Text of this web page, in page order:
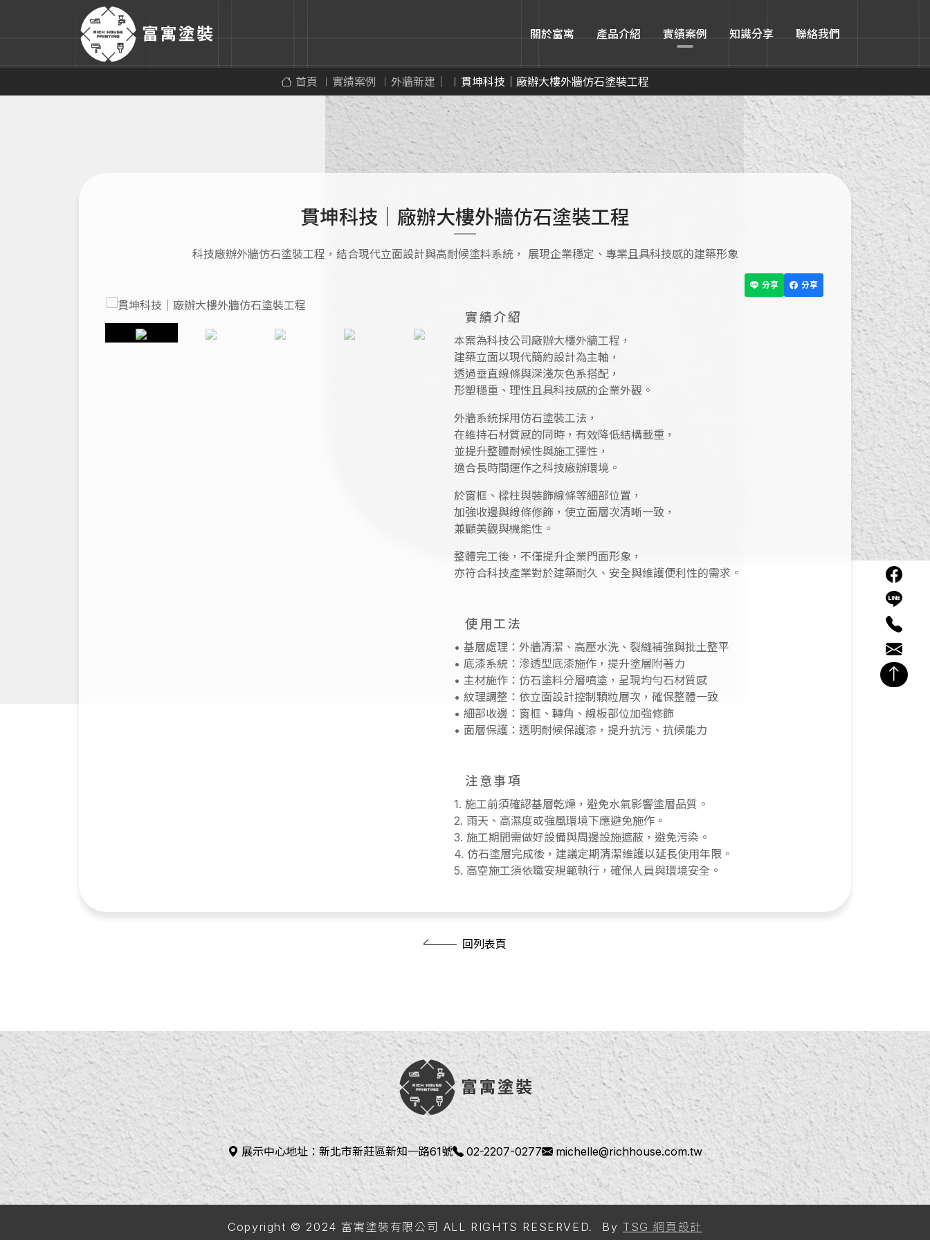
關於富寓 產品介紹 實績案例 知識分享 聯絡我們
首頁 實績案例 外牆新建｜ 貫坤科技｜廠辦大樓外牆仿石塗裝工程
貫坤科技｜廠辦大樓外牆仿石塗裝工程
科技廠辦外牆仿石塗裝工程，結合現代立面設計與高耐候塗料系統， 展現企業穩定、專業且具科技感的建築形象
分享 分享
實績介紹
本案為科技公司廠辦大樓外牆工程，
建築立面以現代簡約設計為主軸，
透過垂直線條與深淺灰色系搭配，
形塑穩重、理性且具科技感的企業外觀。
外牆系統採用仿石塗裝工法，
在維持石材質感的同時，有效降低結構載重，
並提升整體耐候性與施工彈性，
適合長時間運作之科技廠辦環境。
於窗框、樑柱與裝飾線條等細部位置，
加強收邊與線條修飾，使立面層次清晰一致，
兼顧美觀與機能性。
整體完工後，不僅提升企業門面形象，
亦符合科技產業對於建築耐久、安全與維護便利性的需求。
使用工法
• 基層處理：外牆清潔、高壓水洗、裂縫補強與批土整平
• 底漆系統：滲透型底漆施作，提升塗層附著力
• 主材施作：仿石塗料分層噴塗，呈現均勻石材質感
• 紋理調整：依立面設計控制顆粒層次，確保整體一致
• 細部收邊：窗框、轉角、線板部位加強修飾
• 面層保護：透明耐候保護漆，提升抗污、抗候能力
注意事項
1. 施工前須確認基層乾燥，避免水氣影響塗層品質。
2. 雨天、高濕度或強風環境下應避免施作。
3. 施工期間需做好設備與周邊設施遮蔽，避免污染。
4. 仿石塗層完成後，建議定期清潔維護以延長使用年限。
5. 高空施工須依職安規範執行，確保人員與環境安全。
回列表頁
展示中心地址： 新北市新莊區新知一路61號 02-2207-0277 michelle@richhouse.com.tw
Copyright © 2024 富寓塗裝有限公司 ALL RIGHTS RESERVED. By TSG 網頁設計